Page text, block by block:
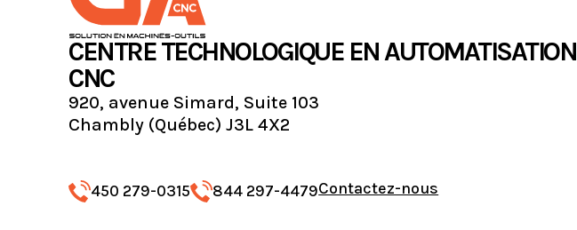
CENTRE TECHNOLOGIQUE EN AUTOMATISATION
CNC
920, avenue Simard, Suite 103
Chambly (Québec) J3L 4X2
450 279-0315 844 297-4479Contactez-nous